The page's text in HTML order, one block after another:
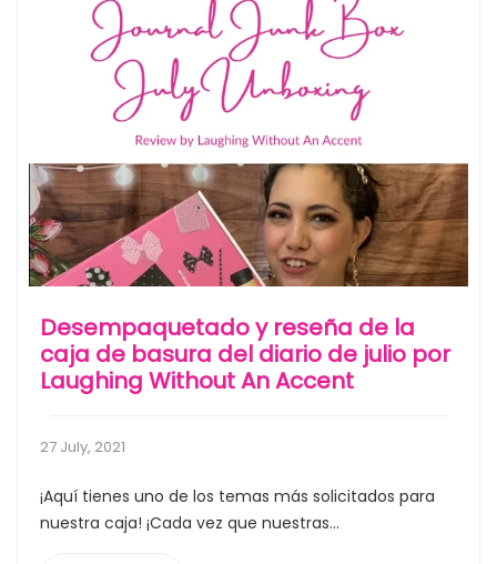
Desempaquetado y reseña de la
caja de basura del diario de julio por
Laughing Without An Accent
27 July, 2021
¡Aquí tienes uno de los temas más solicitados para
nuestra caja! ¡Cada vez que nuestras...